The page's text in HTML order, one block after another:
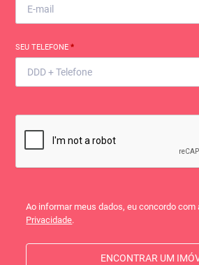
SEU TELEFONE*
Ao informar meus dados, eu concordo com
Privacidade.
ENCONTRAR UM